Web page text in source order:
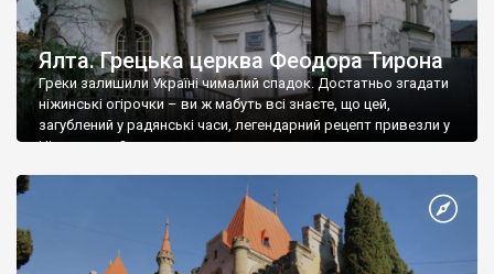
Ялта. Грецька церква Феодора Тирона
Греки залишили Україні чималий спадок. Достатньо згадати
ніжинські огірочки – ви ж мабуть всі знаєте, що цей,
загублений у радянські часи, легендарний рецепт привезли у
Ніжин греки?